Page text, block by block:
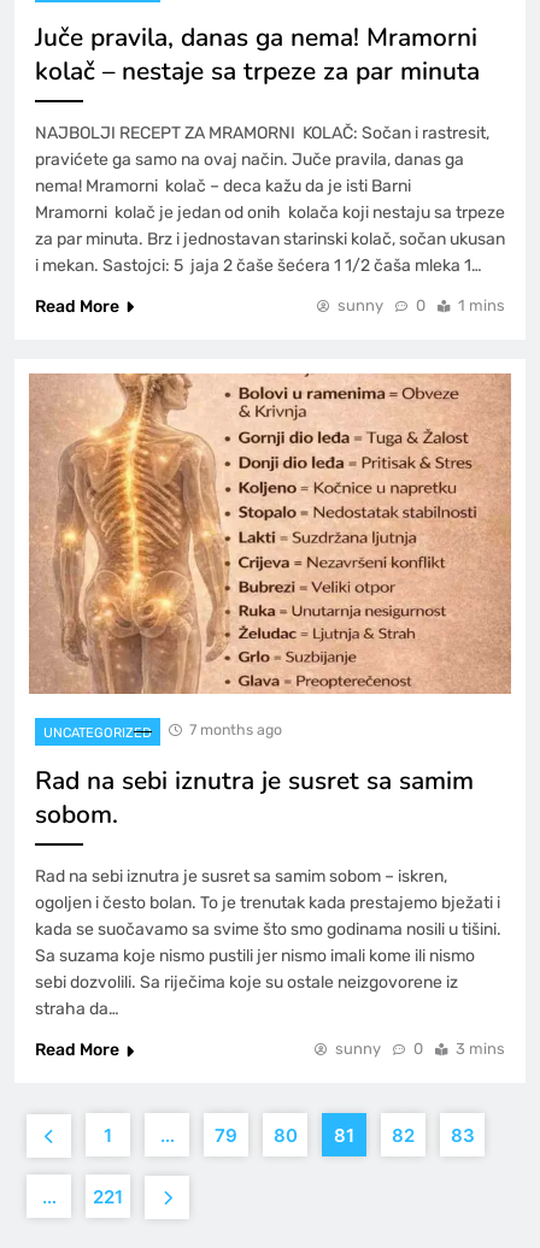
Juče pravila, danas ga nema! Mramorni
kolač – nestaje sa trpeze za par minuta
NAJBOLJI RECEPT ZA MRAMORNI KOLAČ: Sočan i rastresit,
pravićete ga samo na ovaj način. Juče pravila, danas ga
nema! Mramorni kolač – deca kažu da je isti Barni
Mramorni kolač je jedan od onih kolača koji nestaju sa trpeze
za par minuta. Brz i jednostavan starinski kolač, sočan ukusan
i mekan. Sastojci: 5 jaja 2 čaše šećera 1 1/2 čaša mleka 1…
Read More
sunny 0 1 mins
UNCATEGORIZED 7 months ago
Rad na sebi iznutra je susret sa samim
sobom.
Rad na sebi iznutra je susret sa samim sobom – iskren,
ogoljen i često bolan. To je trenutak kada prestajemo bježati i
kada se suočavamo sa svime što smo godinama nosili u tišini.
Sa suzama koje nismo pustili jer nismo imali kome ili nismo
sebi dozvolili. Sa riječima koje su ostale neizgovorene iz
straha da…
Read More
sunny 0 3 mins
1 … 79 80 81 82 83
… 221